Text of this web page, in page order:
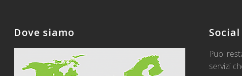
Dove siamo Social
Puoi
servizi